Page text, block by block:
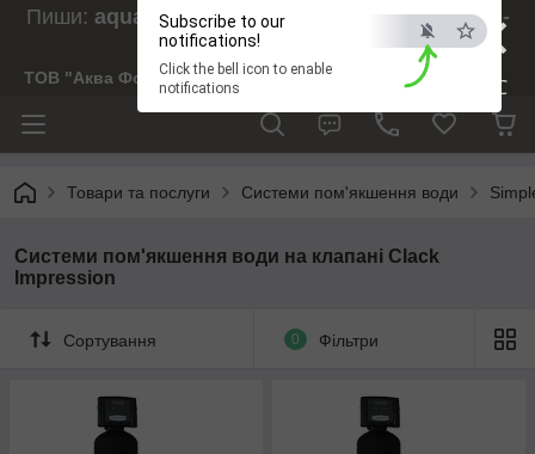
×
ESC
Subscribe to our
notifications!
Click the bell icon to enable
notifications
Пиши: aquaforesight@gmail.com , Дзвони:073-
238-29-97
ТОВ "Аква Форсайт"
Товари та послуги Системи пом'якшення води
Системи пом'якшення води на клапані Clack
Impression
Сортування 0 Фільтри